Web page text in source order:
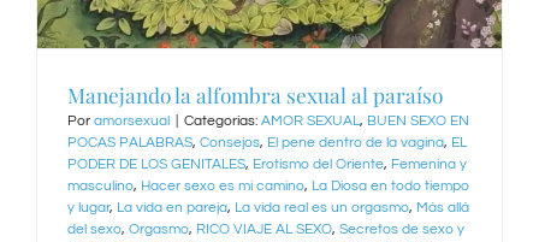
Manejando la alfombra sexual al paraíso
Por amorsexual Categorías: AMOR SEXUAL, BUEN SEXO EN
POCAS PALABRAS, Consejos, El pene dentro de la vagina, EL
PODER DE LOS GENITALES, Erotismo del Oriente, Femenina y
masculino, Hacer sexo es mi camino, La Diosa en todo tiempo
y lugar, La vida en pareja, La vida real es un orgasmo, Más allá
del sexo, Orgasmo, RICO VIAJE AL SEXO, Secretos de sexo y